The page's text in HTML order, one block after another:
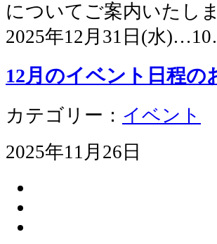
についてご案内いたし
2025年12月31日(水
12月のイベント日程の
カテゴリー： イベント
2025年11月26日